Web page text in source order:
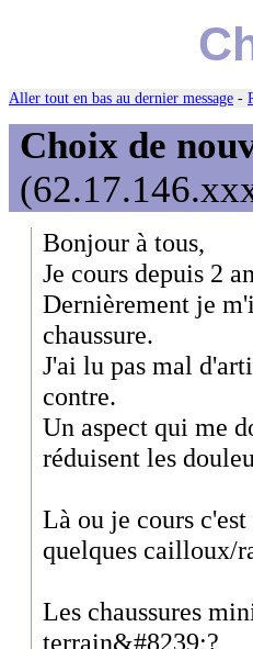
Aller tout en bas au dernier message -
Choix de
Bonjour à tous,
Je cours depuis 2
Dernièrement je
chaussure.
J'ai lu pas mal
contre.
Un aspect qui me
réduisent les
Là ou je cours
quelques cailloux/
Les chaussures
terrain&#8239;?